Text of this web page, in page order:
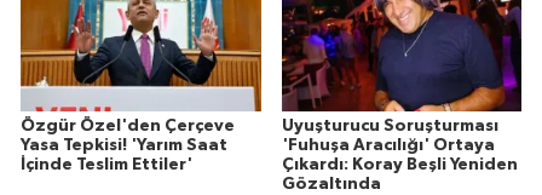
Özgür Özel'den Çerçeve
Yasa Tepkisi! 'Yarım Saat
İçinde Teslim Ettiler'
Uyuşturucu Soruşturması
'Fuhuşa Aracılığı' Ortaya
Çıkardı: Koray Beşli Yeniden
Gözaltında